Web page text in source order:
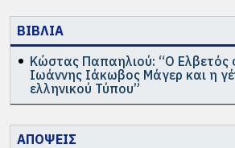
ΒΙΒΛΙΑ
Κώστας Παπαηλιού: “Ο Ελβετός
Ιωάννης Ιάκωβος Μάγερ και η
ελληνικού Τύπου”
ΑΠΟΨΕΙΣ